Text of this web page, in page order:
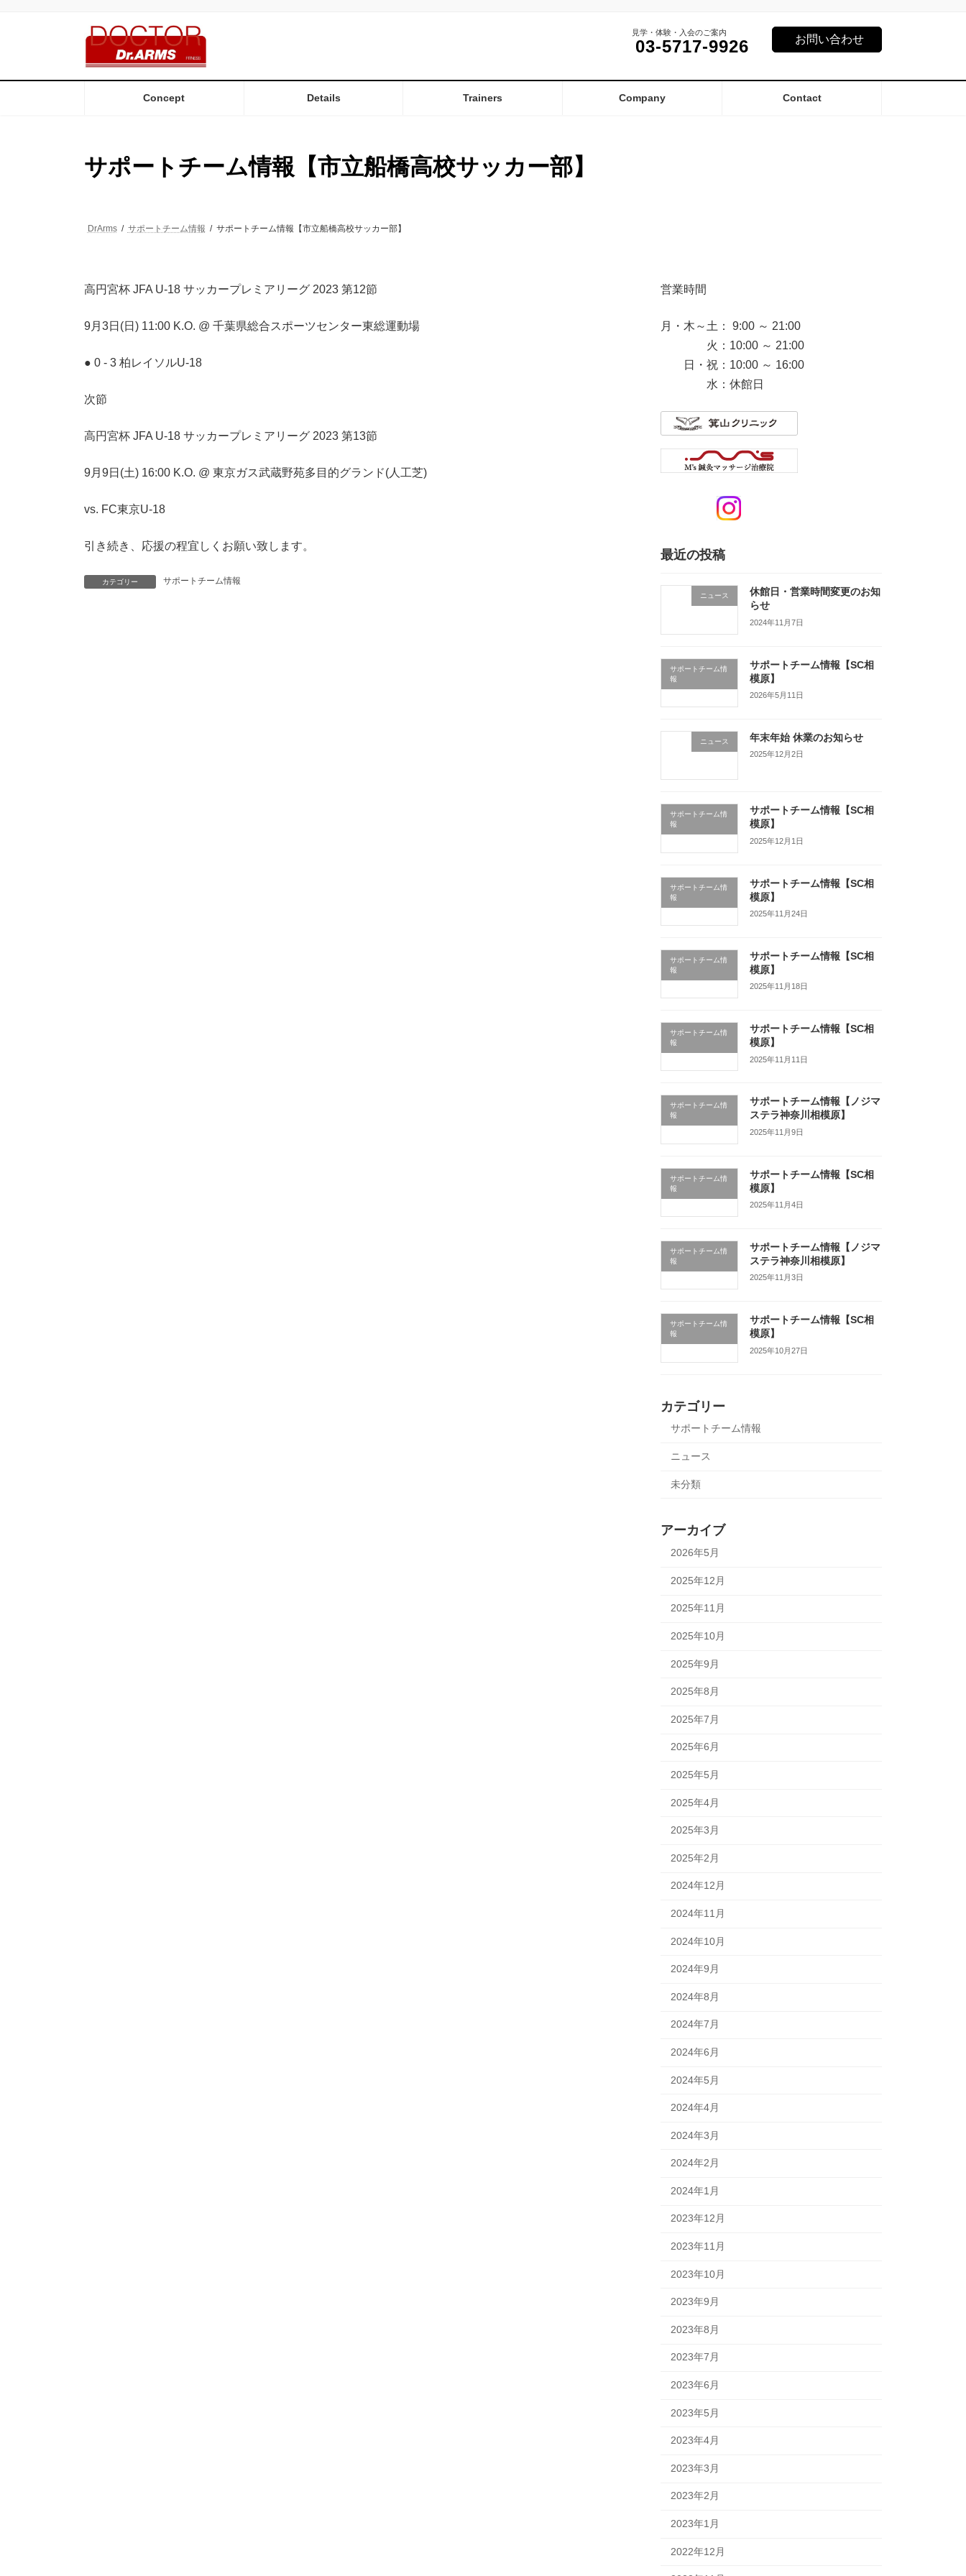
へ
ョ
見学・体験・入会のご案内
03-5717-9926 お問い合わせ
Concept Details Trainers Company Contact
サポートチーム情報【市立船橋高校サッカー部】
DrArms サポートチーム情報 サポートチーム情報【市立船橋高校サッカー部】
高円宮杯 JFA U-18 サッカープレミアリーグ 2023 第12節
9月3日(日) 11:00 K.O. @ 千葉県総合スポーツセンター東総運動場
● 0 - 3 柏レイソルU-18
次節
高円宮杯 JFA U-18 サッカープレミアリーグ 2023 第13節
9月9日(土) 16:00 K.O. @ 東京ガス武蔵野苑多目的グランド(人工芝)
vs. FC東京U-18
引き続き、応援の程宜しくお願い致します。
カテゴリー サポートチーム情報
営業時間
月・木～土： 9:00 ～ 21:00
火：10:00 ～ 21:00
日・祝：10:00 ～ 16:00
水：休館日
最近の投稿
ニュース
休館日・営業時間変更のお知
らせ
2024年11月7日
サポートチーム情
報
サポートチーム情報【SC相
模原】
2026年5月11日
ニュース 年末年始 休業のお知らせ
2025年12月2日
サポートチーム情
報
サポートチーム情報【SC相
模原】
2025年12月1日
サポートチーム情
報
サポートチーム情報【SC相
模原】
2025年11月24日
サポートチーム情
報
サポートチーム情報【SC相
模原】
2025年11月18日
サポートチーム情
報
サポートチーム情報【SC相
模原】
2025年11月11日
サポートチーム情
報
サポートチーム情報【ノジマ
ステラ神奈川相模原】
2025年11月9日
サポートチーム情
報
サポートチーム情報【SC相
模原】
2025年11月4日
サポートチーム情
報
サポートチーム情報【ノジマ
ステラ神奈川相模原】
2025年11月3日
サポートチーム情
報
サポートチーム情報【SC相
模原】
2025年10月27日
カテゴリー
サポートチーム情報
ニュース
未分類
アーカイブ
2026年5月
2025年12月
2025年11月
2025年10月
2025年9月
2025年8月
2025年7月
2025年6月
2025年5月
2025年4月
2025年3月
2025年2月
2024年12月
2024年11月
2024年10月
2024年9月
2024年8月
2024年7月
2024年6月
2024年5月
2024年4月
2024年3月
2024年2月
2024年1月
2023年12月
2023年11月
2023年10月
2023年9月
2023年8月
2023年7月
2023年6月
2023年5月
2023年4月
2023年3月
2023年2月
2023年1月
2022年12月